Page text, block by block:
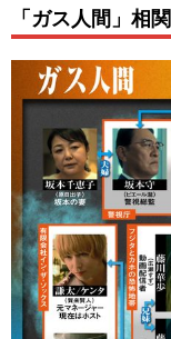
「ガス人間」相